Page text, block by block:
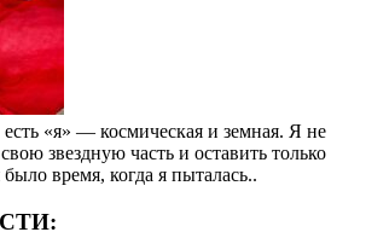
«я» — космическая и земная. Я не
звездную часть и оставить только
время, когда я пыталась..